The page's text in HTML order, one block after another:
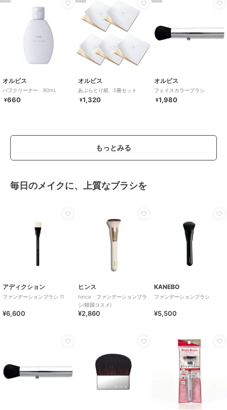
オルビス
パフクリーナー 80mL
¥660
オルビス
あぶらとり紙 5冊セット
¥1,320
オルビス
フェイスカラーブラシ
¥1,980
もっとみる
毎日のメイクに、上質なブラシを
アディクション
ファンデーションブラシ 11
¥6,600
ヒンス
hince ファンデーションブラ
シ(韓国コスメ)
¥2,860
KANEBO
ファンデーションブラシ
¥5,500